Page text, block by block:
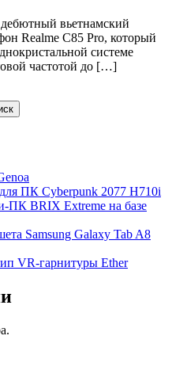
вьетнамский
Realme C85 Pro, который
системе
частотой до […]
ПК Cyberpunk 2077 H710i
ПК BRIX Extreme на базе
Samsung Galaxy Tab A8
VR-гарнитуры Ether